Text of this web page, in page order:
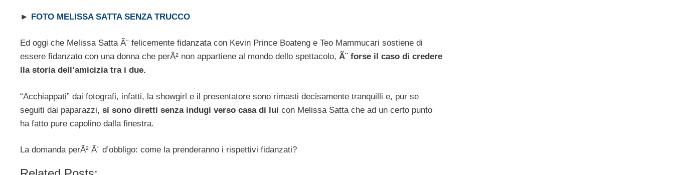
► FOTO MELISSA SATTA SENZA TRUCCO
Ed oggi che Melissa Satta Ã¨ felicemente fidanzata con Kevin Prince Boateng e Teo Mammucari sostiene di
essere fidanzato con una donna che perÃ² non appartiene al mondo dello spettacolo, Ã¨ forse il caso di credere
lla storia dell’amicizia tra i due.
“Acchiappati” dai fotografi, infatti, la showgirl e il presentatore sono rimasti decisamente tranquilli e, pur se
seguiti dai paparazzi, si sono diretti senza indugi verso casa di lui con Melissa Satta che ad un certo punto
ha fatto pure capolino dalla finestra.
La domanda perÃ² Ã¨ d’obbligo: come la prenderanno i rispettivi fidanzati?